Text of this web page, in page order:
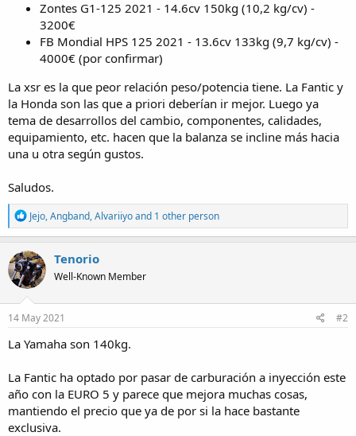
Zontes G1-125 2021 - 14.6cv 150kg (10,2 kg/cv) -
3200€
FB Mondial HPS 125 2021 - 13.6cv 133kg (9,7 kg/cv) -
4000€ (por confirmar)
La xsr es la que peor relación peso/potencia tiene. La Fantic y
la Honda son las que a priori deberían ir mejor. Luego ya
tema de desarrollos del cambio, componentes, calidades,
equipamiento, etc. hacen que la balanza se incline más hacia
una u otra según gustos.
Saludos.
R
e
a
c
t
i
o
n
s
Jejo,Angband,Alvariiyoand 1 other person
Tenorio
Well-Known Member
14 May 2021 #2
La Yamaha son 140kg.
La Fantic ha optado por pasar de carburación a inyección este
año con la EURO 5 y parece que mejora muchas cosas,
mantiendo el precio que ya de por si la hace bastante
exclusiva.